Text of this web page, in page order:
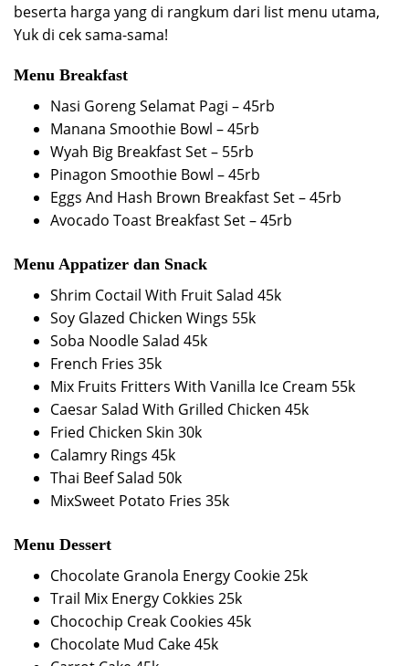
beserta harga yang di rangkum dari list menu utama,
Yuk di cek sama-sama!
Menu Breakfast
Nasi Goreng Selamat Pagi – 45rb
Manana Smoothie Bowl – 45rb
Wyah Big Breakfast Set – 55rb
Pinagon Smoothie Bowl – 45rb
Eggs And Hash Brown Breakfast Set – 45rb
Avocado Toast Breakfast Set – 45rb
Menu Appatizer dan Snack
Shrim Coctail With Fruit Salad 45k
Soy Glazed Chicken Wings 55k
Soba Noodle Salad 45k
French Fries 35k
Mix Fruits Fritters With Vanilla Ice Cream 55k
Caesar Salad With Grilled Chicken 45k
Fried Chicken Skin 30k
Calamry Rings 45k
Thai Beef Salad 50k
MixSweet Potato Fries 35k
Menu Dessert
Chocolate Granola Energy Cookie 25k
Trail Mix Energy Cokkies 25k
Chocochip Creak Cookies 45k
Chocolate Mud Cake 45k